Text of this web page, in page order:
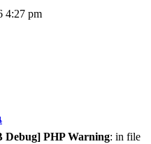
4:27 pm
Debug] PHP Warning: in file